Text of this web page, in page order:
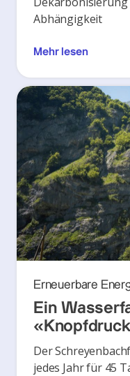
Abhängigkeit
Mehr lesen
Erneuerbare
Ein
Der
jedes Jahr für 45